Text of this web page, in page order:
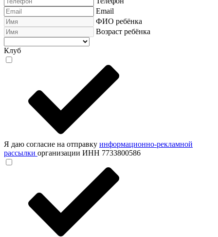
Email
ФИО ребёнка
Возраст ребёнка
Клуб
Я даю согласие на отправку информационно-рекламной
рассылки организации ИНН 7733800586